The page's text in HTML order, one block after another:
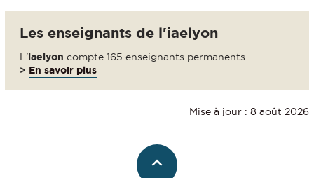
Les enseignants de l'iaelyon
L'iaelyon compte 165 enseignants permanents
> En savoir plus
Mise à jour : 8 août 2026